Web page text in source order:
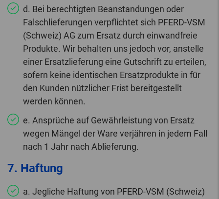
d. Bei berechtigten Beanstandungen oder
Falschlieferungen verpflichtet sich PFERD-VSM
(Schweiz) AG zum Ersatz durch einwandfreie
Produkte. Wir behalten uns jedoch vor, anstelle
einer Ersatzlieferung eine Gutschrift zu erteilen,
sofern keine identischen Ersatzprodukte in für
den Kunden nützlicher Frist bereitgestellt
werden können.
e. Ansprüche auf Gewährleistung von Ersatz
wegen Mängel der Ware verjähren in jedem Fall
nach 1 Jahr nach Ablieferung.
7. Haftung
a. Jegliche Haftung von PFERD-VSM (Schweiz)